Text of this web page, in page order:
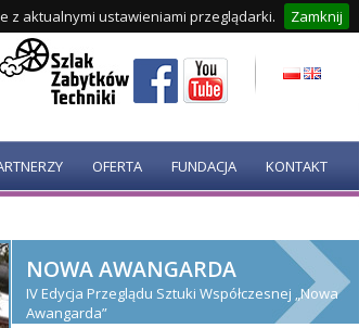
z aktualnymi ustawieniami przeglądarki. Zamknij
OFERTA FUNDACJA KONTAKT
NOWA AWANGARDA
IV Edycja Przeglądu Sztuki Współczesnej „Nowa
Awangarda”